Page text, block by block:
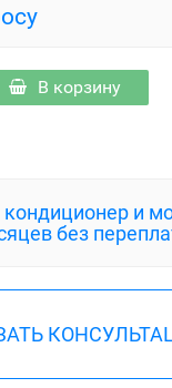
В корзину
кондиционер и
без